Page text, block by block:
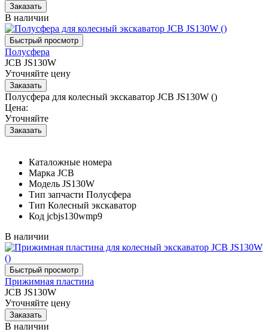
В наличии
Полусфера
JCB JS130W
Уточняйте цену
Полусфера для колесный экскаватор JCB JS130W ()
Цена:
Уточняйте
Каталожные номера
Марка JCB
Модель JS130W
Тип запчасти Полусфера
Тип Колесный экскаватор
Код jcbjs130wmp9
В наличии
Прижимная пластина
JCB JS130W
Уточняйте цену
В наличии